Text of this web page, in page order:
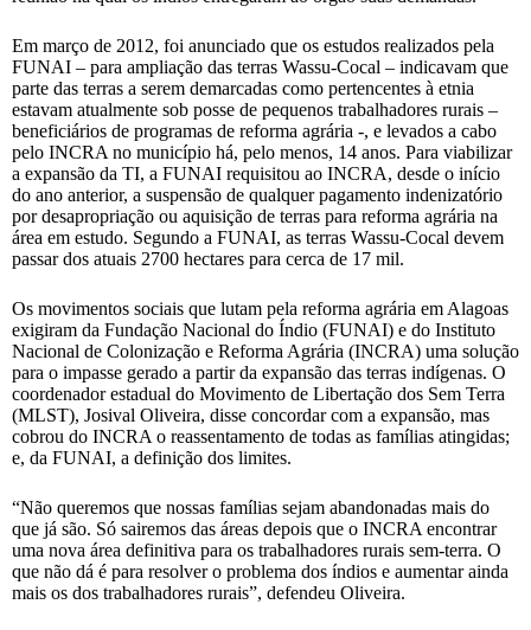
Em março de 2012, foi anunciado que os estudos realizados pela
FUNAI – para ampliação das terras Wassu-Cocal – indicavam que
parte das terras a serem demarcadas como pertencentes à etnia
estavam atualmente sob posse de pequenos trabalhadores rurais –
beneficiários de programas de reforma agrária -, e levados a cabo
pelo INCRA no município há, pelo menos, 14 anos. Para viabilizar
a expansão da TI, a FUNAI requisitou ao INCRA, desde o início
do ano anterior, a suspensão de qualquer pagamento indenizatório
por desapropriação ou aquisição de terras para reforma agrária na
área em estudo. Segundo a FUNAI, as terras Wassu-Cocal devem
passar dos atuais 2700 hectares para cerca de 17 mil.
Os movimentos sociais que lutam pela reforma agrária em Alagoas
exigiram da Fundação Nacional do Índio (FUNAI) e do Instituto
Nacional de Colonização e Reforma Agrária (INCRA) uma solução
para o impasse gerado a partir da expansão das terras indígenas. O
coordenador estadual do Movimento de Libertação dos Sem Terra
(MLST), Josival Oliveira, disse concordar com a expansão, mas
cobrou do INCRA o reassentamento de todas as famílias atingidas;
e, da FUNAI, a definição dos limites.
“Não queremos que nossas famílias sejam abandonadas mais do
que já são. Só sairemos das áreas depois que o INCRA encontrar
uma nova área definitiva para os trabalhadores rurais sem-terra. O
que não dá é para resolver o problema dos índios e aumentar ainda
mais os dos trabalhadores rurais”, defendeu Oliveira.